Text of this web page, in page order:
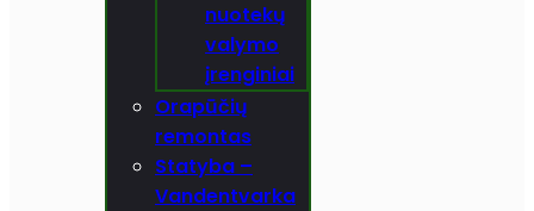
nuotekų
valymo
įrenginiai
Orapūčių
remontas
Statyba –
Vandentvarka